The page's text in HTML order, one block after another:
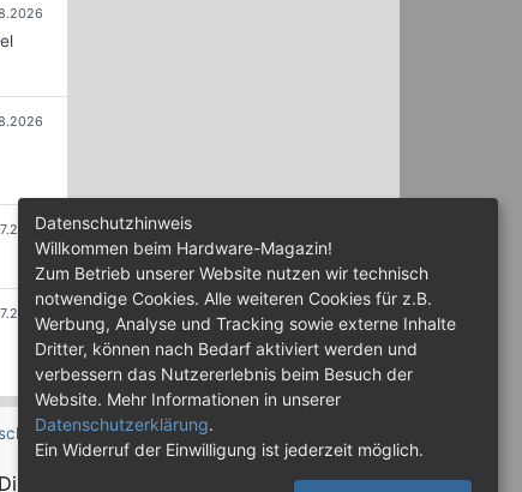
Datenschutzhinweis
Willkommen beim Hardware-Magazin!
Zum Betrieb unserer Website nutzen wir technisch
notwendige Cookies. Alle weiteren Cookies für z.B.
Werbung, Analyse und Tracking sowie externe Inhalte
Dritter, können nach Bedarf aktiviert werden und
verbessern das Nutzererlebnis beim Besuch der
Website. Mehr Informationen in unserer
Datenschutzerklärung.
Ein Widerruf der Einwilligung ist jederzeit möglich.